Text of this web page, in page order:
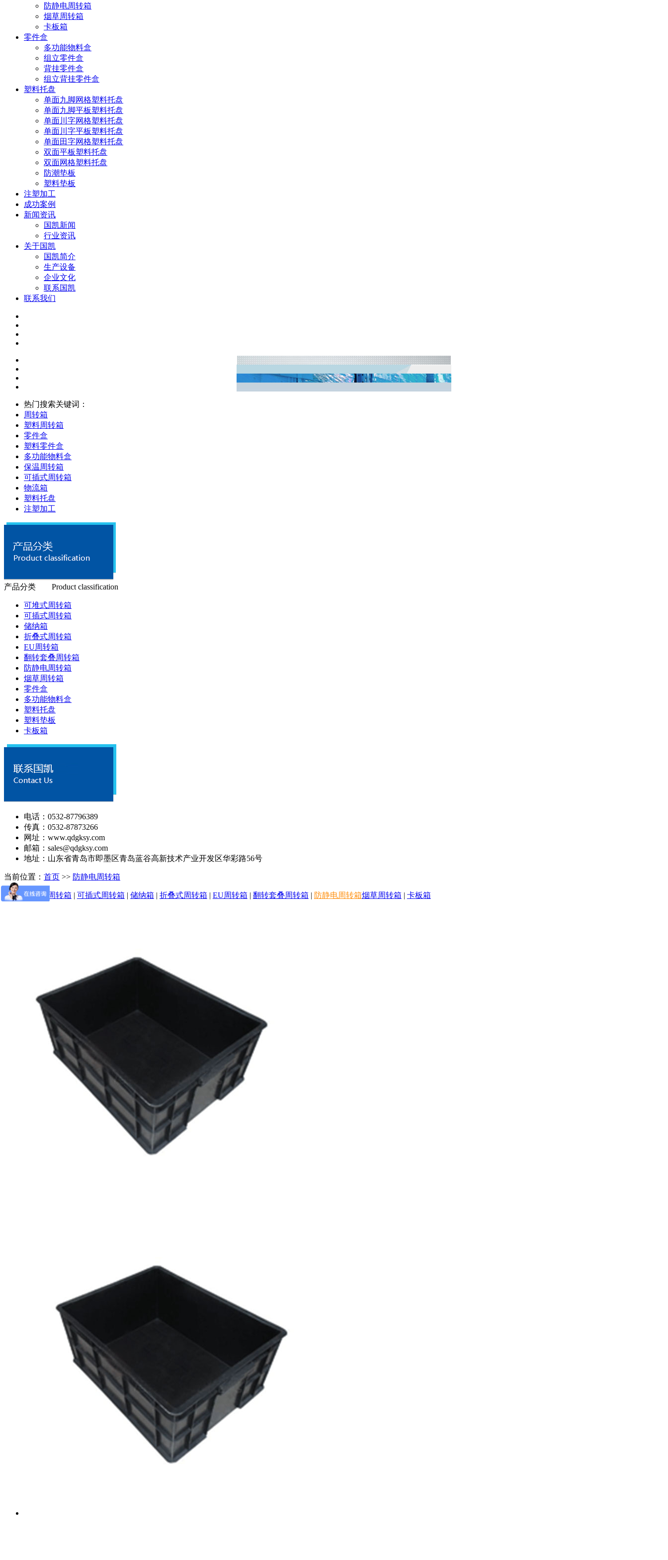
防静电周转箱
烟草周转箱
卡板箱
零件盒
多功能物料盒
组立零件盒
背挂零件盒
组立背挂零件盒
塑料托盘
单面九脚网格塑料托盘
单面九脚平板塑料托盘
单面川字网格塑料托盘
单面川字平板塑料托盘
单面田字网格塑料托盘
双面平板塑料托盘
双面网格塑料托盘
防潮垫板
塑料垫板
注塑加工
成功案例
新闻资讯
国凯新闻
行业资讯
关于国凯
国凯简介
生产设备
企业文化
联系国凯
联系我们
热门搜索关键词：
周转箱
塑料周转箱
零件盒
塑料零件盒
多功能物料盒
保温周转箱
可插式周转箱
物流箱
塑料托盘
注塑加工
产品分类 Product classification
可堆式周转箱
可插式周转箱
储纳箱
折叠式周转箱
EU周转箱
翻转套叠周转箱
防静电周转箱
烟草周转箱
零件盒
多功能物料盒
塑料托盘
塑料垫板
卡板箱
电话：0532-87796389
传真：0532-87873266
网址：www.qdgksy.com
邮箱：sales@qdgksy.com
地址：山东省青岛市即墨区青岛蓝谷高新技术产业开发区华彩路56号
当前位置： 首页 >> 防静电周转箱
可堆式周转箱 | 可插式周转箱 | 储纳箱 | 折叠式周转箱 | EU周转箱 | 翻转套叠周转箱 | 防静电周转箱烟草周转箱 | 卡板箱